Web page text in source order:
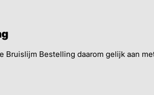
Bruislijm Bestelling daarom gelijk aan